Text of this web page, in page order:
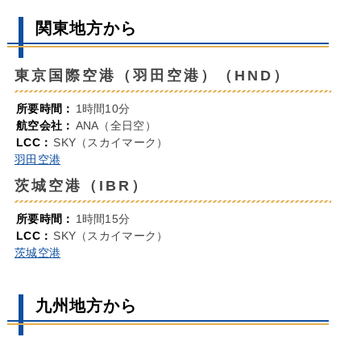
関東地方から
東京国際空港（羽田空港）（HND）
所要時間： 1時間10分
航空会社： ANA（全日空）
LCC： SKY（スカイマーク）
羽田空港
茨城空港（IBR）
所要時間： 1時間15分
LCC： SKY（スカイマーク）
茨城空港
九州地方から